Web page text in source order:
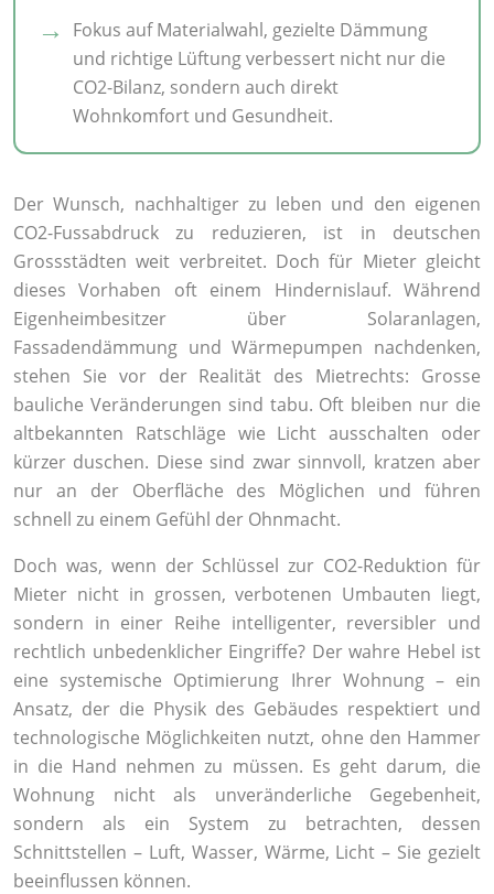
Fokus auf Materialwahl, gezielte Dämmung
und richtige Lüftung verbessert nicht nur die
CO2-Bilanz, sondern auch direkt
Wohnkomfort und Gesundheit.
Der Wunsch, nachhaltiger zu leben und den eigenen
CO2-Fussabdruck zu reduzieren, ist in deutschen
Grossstädten weit verbreitet. Doch für Mieter gleicht
dieses Vorhaben oft einem Hindernislauf. Während
Eigenheimbesitzer über Solaranlagen,
Fassadendämmung und Wärmepumpen nachdenken,
stehen Sie vor der Realität des Mietrechts: Grosse
bauliche Veränderungen sind tabu. Oft bleiben nur die
altbekannten Ratschläge wie Licht ausschalten oder
kürzer duschen. Diese sind zwar sinnvoll, kratzen aber
nur an der Oberfläche des Möglichen und führen
schnell zu einem Gefühl der Ohnmacht.
Doch was, wenn der Schlüssel zur CO2-Reduktion für
Mieter nicht in grossen, verbotenen Umbauten liegt,
sondern in einer Reihe intelligenter, reversibler und
rechtlich unbedenklicher Eingriffe? Der wahre Hebel ist
eine systemische Optimierung Ihrer Wohnung – ein
Ansatz, der die Physik des Gebäudes respektiert und
technologische Möglichkeiten nutzt, ohne den Hammer
in die Hand nehmen zu müssen. Es geht darum, die
Wohnung nicht als unveränderliche Gegebenheit,
sondern als ein System zu betrachten, dessen
Schnittstellen – Luft, Wasser, Wärme, Licht – Sie gezielt
beeinflussen können.